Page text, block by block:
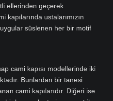
ellerinden geçerek
kapılarında ustalarımızın
süslenen her bir motif
cami kapısı modellerinde iki
Bunlardan bir tanesi
cami kapılarıdır. Diğeri ise